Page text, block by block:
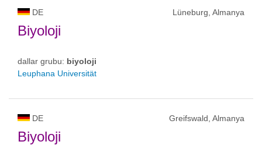
DE Lüneburg, Almanya
Biyoloji
dallar grubu: biyoloji
Leuphana Universität
DE Greifswald, Almanya
Biyoloji